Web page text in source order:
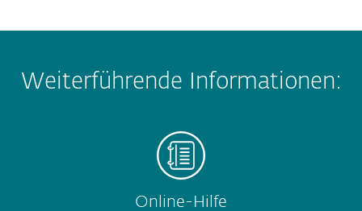
Weiterführende Informationen:
Online-Hilfe